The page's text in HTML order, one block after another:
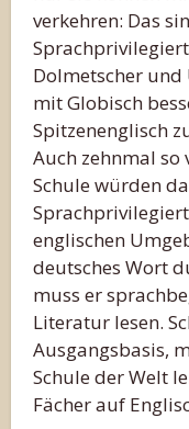
verkehren: Das
Dolmetscher und
mit Globisch
Spitzenenglisch
Auch zehnmal
Schule würden
englischen
deutsches Wort
muss er
Literatur lesen.
Ausgangsbasis,
Schule der Welt
Fächer auf